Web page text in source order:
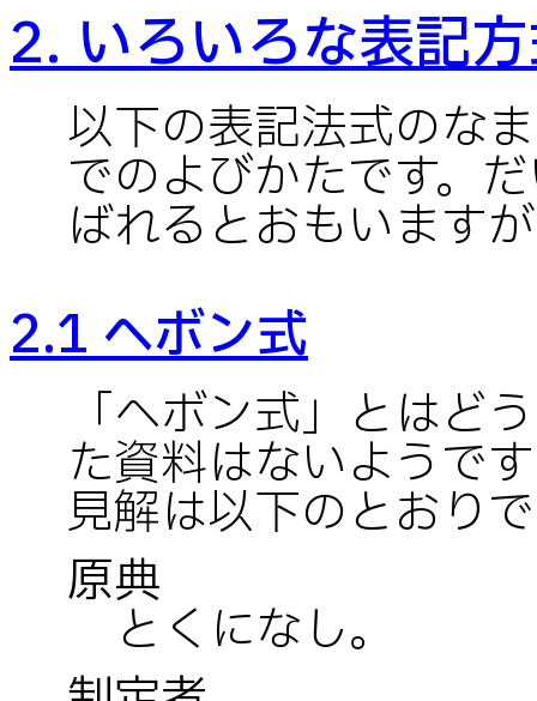
2. いろいろな表記
以下の表記法式のな
でのよびかたです。
ばれるとおもいます
2.1 ヘボン式
「ヘボン式」とはど
た資料はないようで
見解は以下のとおり
原典
とくになし。